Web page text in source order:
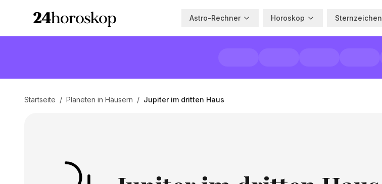
Astro-Rechner Horoskop Sternzeichen
Startseite / Planeten in Häusern / Jupiter im dritten Haus